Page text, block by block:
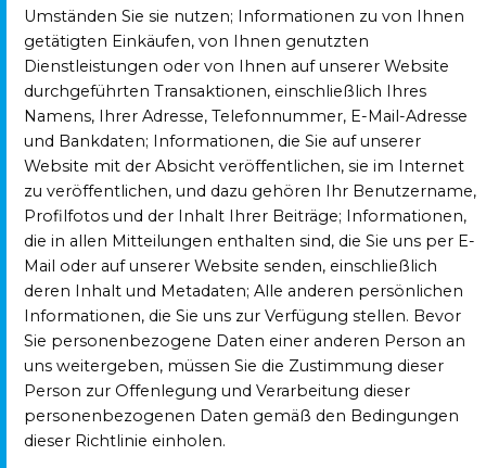
Umständen Sie sie nutzen; Informationen zu von Ihnen
getätigten Einkäufen, von Ihnen genutzten
Dienstleistungen oder von Ihnen auf unserer Website
durchgeführten Transaktionen, einschließlich Ihres
Namens, Ihrer Adresse, Telefonnummer, E-Mail-Adresse
und Bankdaten; Informationen, die Sie auf unserer
Website mit der Absicht veröffentlichen, sie im Internet
zu veröffentlichen, und dazu gehören Ihr Benutzername,
Profilfotos und der Inhalt Ihrer Beiträge; Informationen,
die in allen Mitteilungen enthalten sind, die Sie uns per E-
Mail oder auf unserer Website senden, einschließlich
deren Inhalt und Metadaten; Alle anderen persönlichen
Informationen, die Sie uns zur Verfügung stellen. Bevor
Sie personenbezogene Daten einer anderen Person an
uns weitergeben, müssen Sie die Zustimmung dieser
Person zur Offenlegung und Verarbeitung dieser
personenbezogenen Daten gemäß den Bedingungen
dieser Richtlinie einholen.